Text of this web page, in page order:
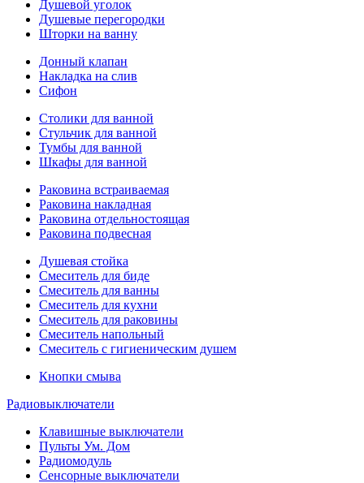
Душевой уголок
Душевые перегородки
Шторки на ванну
Донный клапан
Накладка на слив
Сифон
Столики для ванной
Стульчик для ванной
Тумбы для ванной
Шкафы для ванной
Раковина встраиваемая
Раковина накладная
Раковина отдельностоящая
Раковина подвесная
Душевая стойка
Смеситель для биде
Смеситель для ванны
Смеситель для кухни
Смеситель для раковины
Смеситель напольный
Смеситель с гигиеническим душем
Кнопки смыва
Радиовыключатели
Клавишные выключатели
Пульты Ум. Дом
Радиомодуль
Сенсорные выключатели